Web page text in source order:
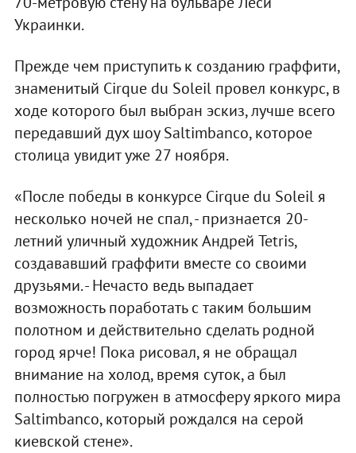
Украинки.
Прежде чем приступить к созданию граффити,
знаменитый Cirque du Soleil провел конкурс, в
ходе которого был выбран эскиз, лучше всего
передавший дух шоу Saltimbanco, которое
столица увидит уже 27 ноября.
«После победы в конкурсе Cirque du Soleil я
несколько ночей не спал, - признается 20-
летний уличный художник Андрей Tetris,
создававший граффити вместе со своими
друзьями. - Нечасто ведь выпадает
возможность поработать с таким большим
полотном и действительно сделать родной
город ярче! Пока рисовал, я не обращал
внимание на холод, время суток, а был
полностью погружен в атмосферу яркого мира
Saltimbanco, который рождался на серой
киевской стене».